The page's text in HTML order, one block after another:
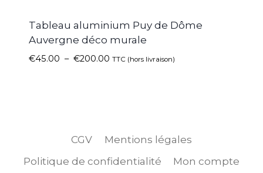
Tableau aluminium Puy de Dôme
Auvergne déco murale
€45.00 – €200.00 TTC (hors livraison)
CGV
Mentions légales
Politique de confidentialité
Mon compte